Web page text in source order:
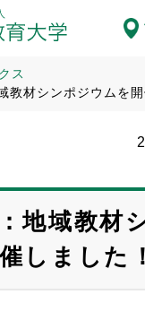
ス
教材シンポジウムを開
地域教材
しました！